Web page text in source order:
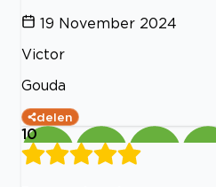
19 November 2024
Victor
Gouda
delen
10